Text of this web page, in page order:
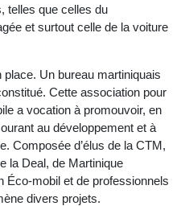
telles que celles du
et surtout celle de la voiture
Un bureau martiniquais
Cette association pour
a vocation à promouvoir, en
au développement et à
Composée d’élus de la CTM,
la Deal, de Martinique
Éco-mobil et de professionnels
divers projets.